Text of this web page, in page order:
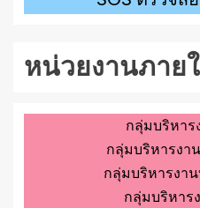
หน่วยงานภาย
กลุ่มบริหาร
กลุ่มบริหารงา
กลุ่มบริหารงา
กลุ่มบริหาร